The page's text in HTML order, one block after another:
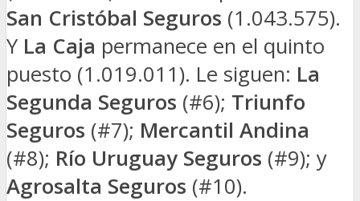
San Cristóbal Seguros (1.043.575).
Y La Caja permanece en el quinto
puesto (1.019.011). Le siguen: La
Segunda Seguros (#6); Triunfo
Seguros (#7); Mercantil Andina
(#8); Río Uruguay Seguros (#9); y
Agrosalta Seguros (#10).